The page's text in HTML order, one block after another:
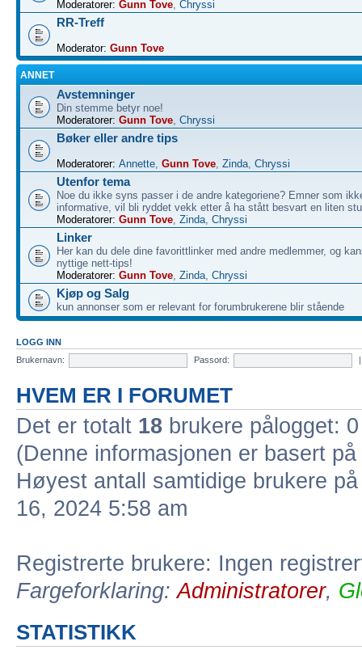
Moderatorer: Gunn Tove, Chryssi
RR-Treff
Moderator: Gunn Tove
ANNET
Avstemninger
Din stemme betyr noe!
Moderatorer: Gunn Tove, Chryssi
Bøker eller andre tips
Moderatorer: Annette, Gunn Tove, Zinda, Chryssi
Utenfor tema
Noe du ikke syns passer i de andre kategoriene? Emner som
informative, vil bli ryddet vekk etter å ha stått besvart en liten
Moderatorer: Gunn Tove, Zinda, Chryssi
Linker
Her kan du dele dine favorittlinker med andre medlemmer, og
nyttige nett-tips!
Moderatorer: Gunn Tove, Zinda, Chryssi
Kjøp og Salg
kun annonser som er relevant for forumbrukerene blir stående
LOGG INN
Brukernavn:
Passord:
HVEM ER I FORUMET
Det er totalt 18 brukere pålogget:
(Denne informasjonen er basert
Høyest antall samtidige brukere
16, 2024 5:58 am
Registrerte brukere: Ingen
Fargeforklaring:Administratorer,
STATISTIKK